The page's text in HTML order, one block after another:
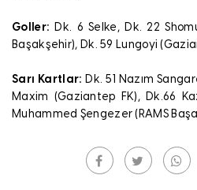
Goller: Dk. 6 Selke, Dk. 22
Başakşehir), Dk. 59 Lungoyi
Sarı Kartlar: Dk. 51 Nazım
Maxim (Gaziantep FK), Dk.66
Muhammed Şengezer (RAMS